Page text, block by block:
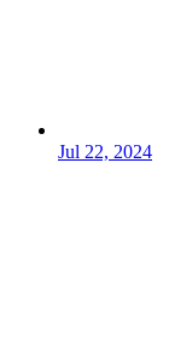
Jul 22, 2024